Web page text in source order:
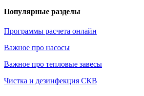
Популярные разделы
Программы расчета онлайн
Важное про насосы
Важное про тепловые завесы
Чистка и дезинфекция СКВ